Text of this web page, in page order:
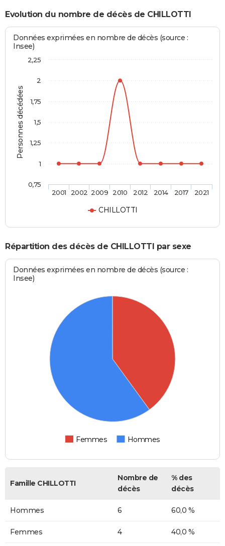
Evolution du nombre de décès de CHILLOTTI
Personnes décédées
Données exprimées en nombre de décès (source :
Insee)
CHILLOTTI
2001 2002 2009 2010 2012 2014 2017 2021
0,75
1
1,25
1,5
1,75
2
2,25
Répartition des décès de CHILLOTTI par sexe
Données exprimées en nombre de décès (source :
Insee)
Femmes Hommes
Famille CHILLOTTI
Nombre de
décès
% des
décès
Hommes 6 60,0 %
Femmes 4 40,0 %